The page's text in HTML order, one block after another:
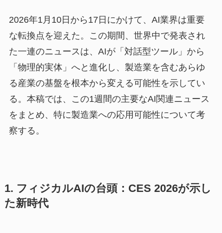
2026年1月10日から17日にかけて、AI業界は重要
な転換点を迎えた。この期間、世界中で発表され
た一連のニュースは、AIが「対話型ツール」から
「物理的実体」へと進化し、製造業を含むあらゆ
る産業の基盤を根本から変える可能性を示してい
る。本稿では、この1週間の主要なAI関連ニュース
をまとめ、特に製造業への応用可能性について考
察する。
1. フィジカルAIの台頭：CES 2026が示し
た新時代